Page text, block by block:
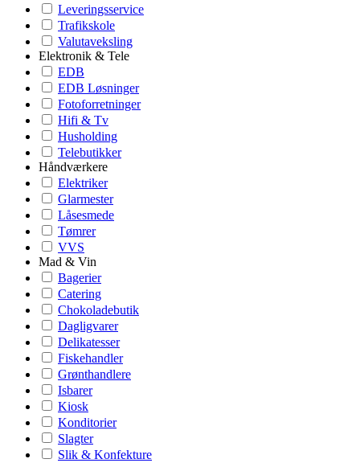
Leveringsservice
Trafikskole
Valutaveksling
Elektronik & Tele
EDB
EDB Løsninger
Fotoforretninger
Hifi & Tv
Husholding
Telebutikker
Håndværkere
Elektriker
Glarmester
Låsesmede
Tømrer
VVS
Mad & Vin
Bagerier
Catering
Chokoladebutik
Dagligvarer
Delikatesser
Fiskehandler
Grønthandlere
Isbarer
Kiosk
Konditorier
Slagter
Slik & Konfekture